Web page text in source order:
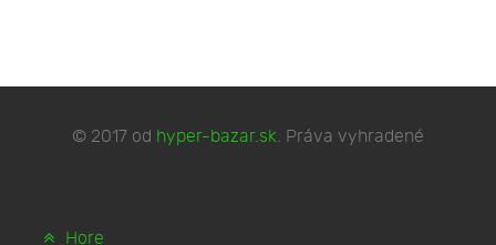
© 2017 od hyper-bazar.sk. Práva vyhradené
Hore